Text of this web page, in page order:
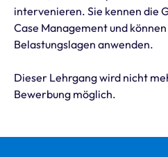
intervenieren. Sie kennen die
Case Management und
Belastungslagen anwenden.
Dieser Lehrgang wird nicht
Bewerbung möglich.